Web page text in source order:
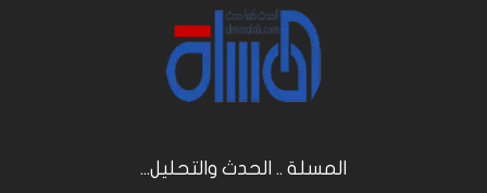
المسلة .. الحدث والتحليل...